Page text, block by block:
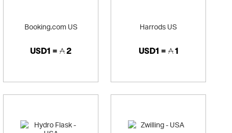
Booking.com US
USD1 = 2
Harrods US
USD1 = 1